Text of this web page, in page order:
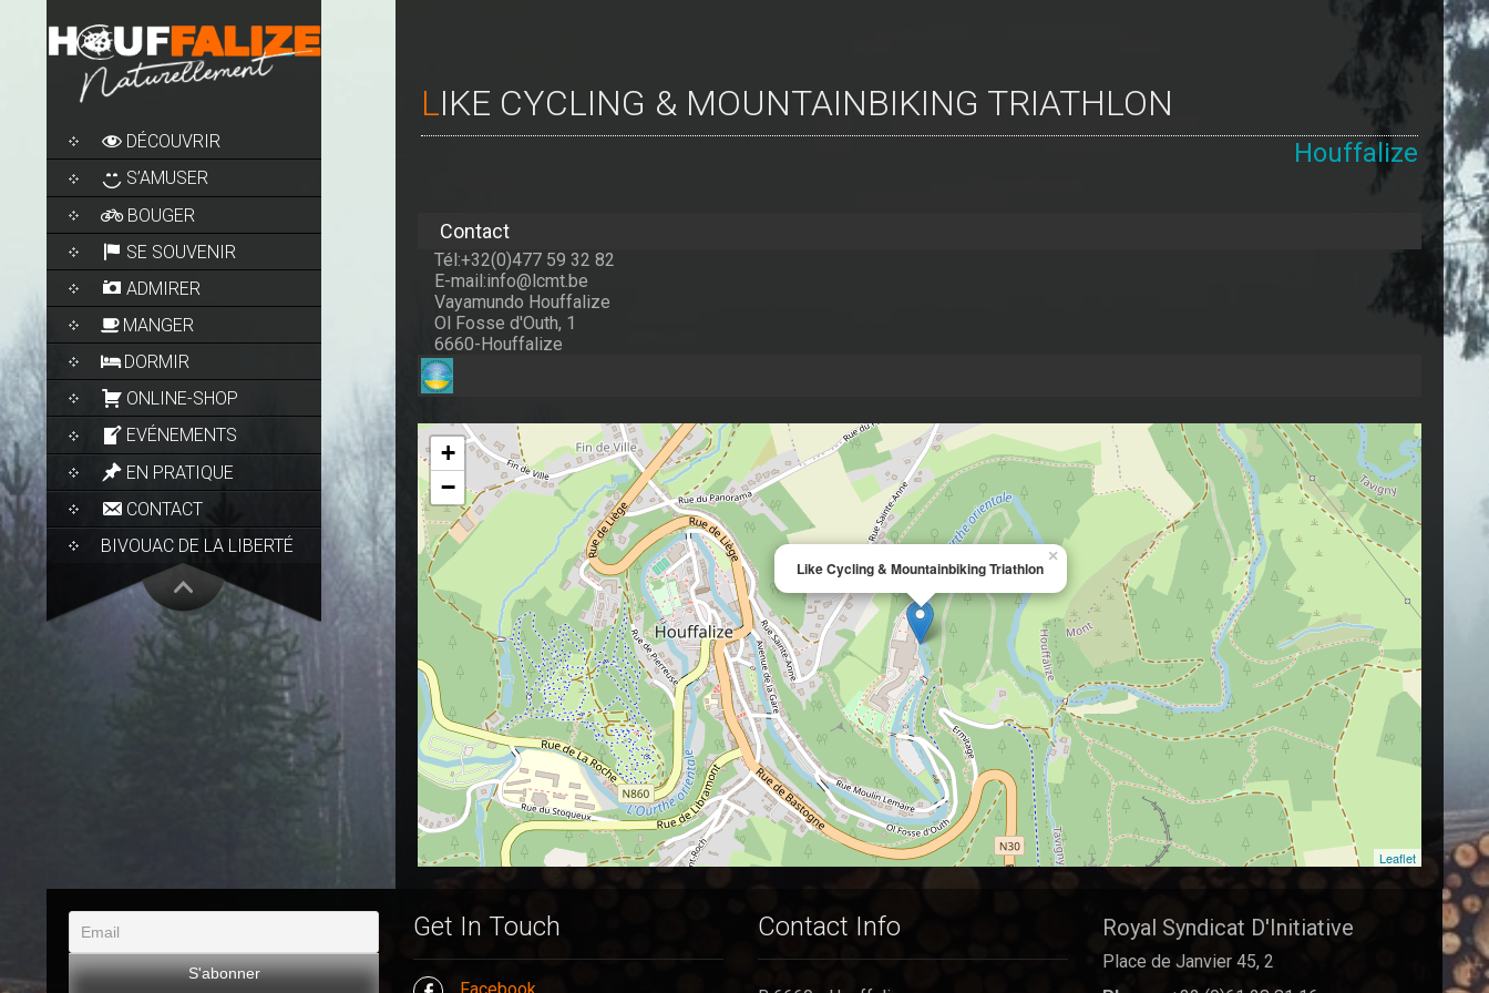
SKIP
TO
CONTENT
DÉCOUVRIR
S’AMUSER
BOUGER
SE SOUVENIR
ADMIRER
MANGER
DORMIR
ONLINE-SHOP
EVÉNEMENTS
EN PRATIQUE
CONTACT
BIVOUAC DE LA LIBERTÉ
LIKE CYCLING & MOUNTAINBIKING TRIATHLON
Houffalize
Contact
Tél:+32(0)477 59 32 82
E-mail:info@lcmt.be
Vayamundo Houffalize
Ol Fosse d'Outh, 1
6660-Houffalize
Like Cycling & Mountainbiking Triathlon
×
+
−
Leaflet
Get In Touch Contact Info Royal Syndicat D'Initiative
Place de Janvier 45, 2